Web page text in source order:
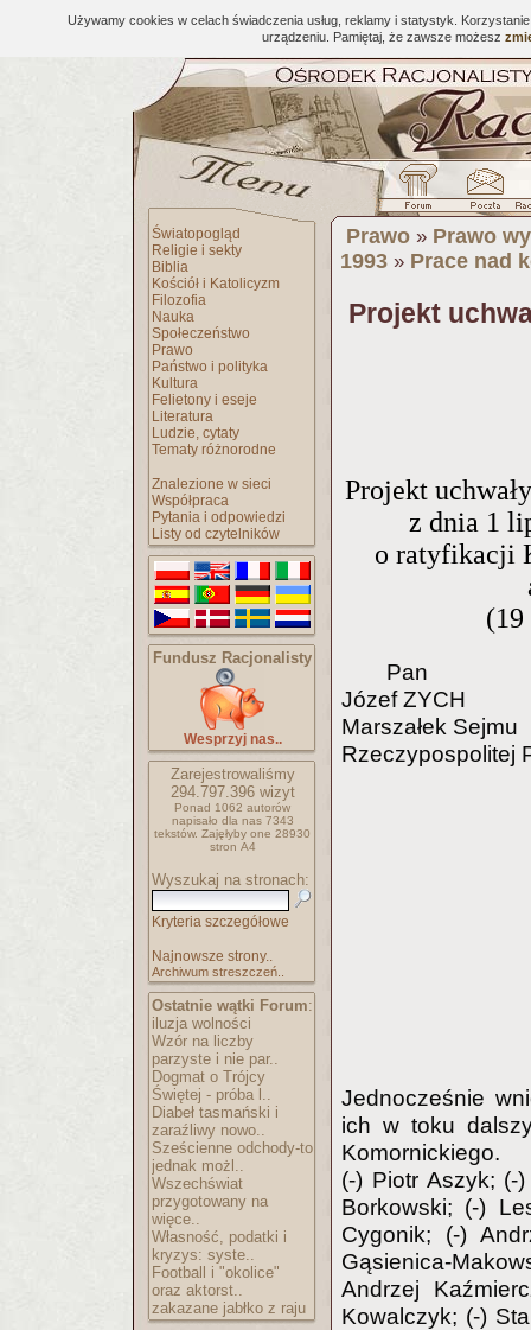
Używamy cookies w celach świadczenia usług, reklamy i statystyk.
urządzeniu. Pamiętaj, że zawsze możesz
Światopogląd
Religie i sekty
Biblia
Kościół i Katolicyzm
Filozofia
Nauka
Społeczeństwo
Prawo
Państwo i polityka
Kultura
Felietony i eseje
Literatura
Ludzie, cytaty
Tematy różnorodne
Znalezione w sieci
Współpraca
Pytania i odpowiedzi
Listy od czytelników
Fundusz Racjonalisty
Wesprzyj nas..
Zarejestrowaliśmy
294.797.396wizyt
Ponad 1062 autorów
napisało dla nas 7343
tekstów. Zajęłyby one 28930
stron A4
Wyszukaj na stronach:
Kryteria szczegółowe
Najnowsze strony..
Archiwum streszczeń..
Ostatnie wątki Forum:
iluzja wolności
Wzór na liczby
parzyste i nie par..
Dogmat o Trójcy
Świętej - próba l..
Diabeł tasmański i
zaraźliwy nowo..
Sześcienne odchody-to
jednak możl..
Wszechświat
przygotowany na
więce..
Własność, podatki i
kryzys: syste..
Football i "okolice"
oraz aktorst..
zakazane jabłko z raju
Prawo » Prawo
1993 » Prace nad
Projekt
Projekt
z dnia 1
o ratyfikacji
(19
Pan
Józef ZYCH
Marszałek Sejmu
Rzeczypospolitej
Jednocześnie
ich w toku
Komornickiego.
(-) Piotr Aszyk; (-
Borkowski; (-)
Cygonik; (-)
Gąsienica-
Andrzej
Kowalczyk; (-)